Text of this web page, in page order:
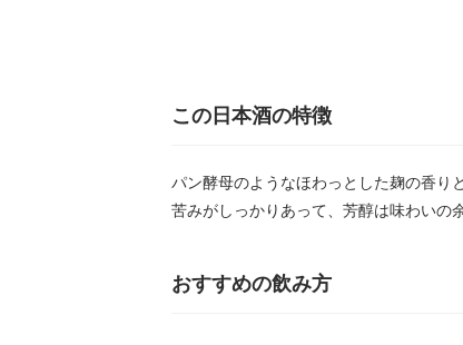
この日本酒の特徴
パン酵母のようなほわっとした麹の香り
苦みがしっかりあって、芳醇は味わいの
おすすめの飲み方